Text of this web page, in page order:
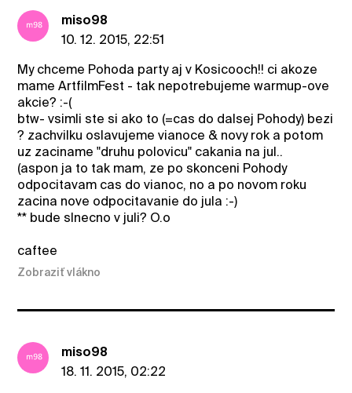
miso98
10. 12. 2015, 22:51
My chceme Pohoda party aj v Kosicooch!! ci akoze
mame ArtfilmFest - tak nepotrebujeme warmup-ove
akcie? :-(
btw- vsimli ste si ako to (=cas do dalsej Pohody) bezi
? zachvilku oslavujeme vianoce & novy rok a potom
uz zaciname "druhu polovicu" cakania na jul..
(aspon ja to tak mam, ze po skonceni Pohody
odpocitavam cas do vianoc, no a po novom roku
zacina nove odpocitavanie do jula :-)
** bude slnecno v juli? O.o
caftee
Zobraziť vlákno
miso98
18. 11. 2015, 02:22